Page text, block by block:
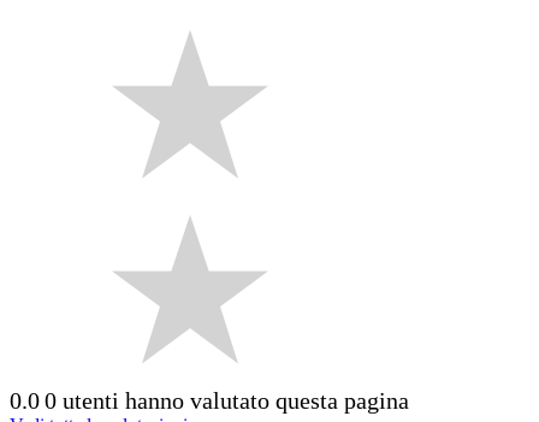
0.00 utenti hanno valutato questa pagina